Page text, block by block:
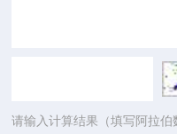
请输入计算结果（填写阿拉